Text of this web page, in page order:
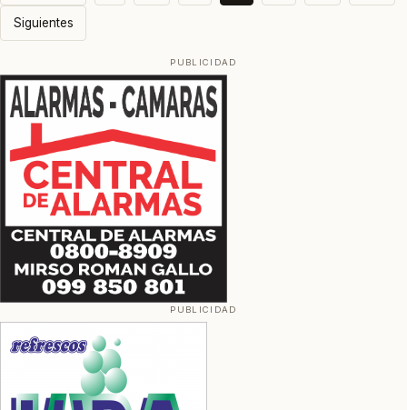
de
entradas
Siguientes